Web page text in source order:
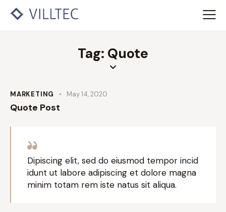
Tag: Quote
MARKETING May 14, 2020
Quote Post
Dipiscing elit, sed do eiusmod tempor incid
idunt ut labore adipiscing et dolore magna
minim totam rem iste natus sit aliqua.